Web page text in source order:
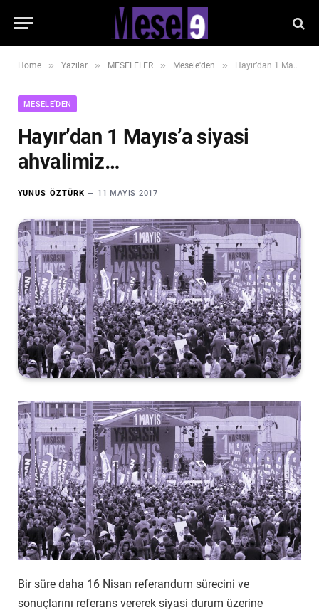
Home » Yazılar » MESELELER » Mesele'den » Hayır’dan 1 Mayıs’a siyasi ahvalimiz…
MESELE'DEN
Hayır’dan 1 Mayıs’a siyasi
ahvalimiz…
YUNUS ÖZTÜRK 11 MAYIS 2017
Bir süre daha 16 Nisan referandum sürecini ve
sonuçlarını referans vererek siyasi durum üzerine